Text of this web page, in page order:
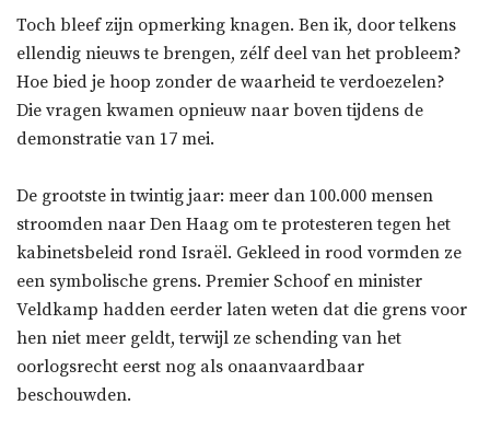
Toch bleef zijn opmerking knagen. Ben ik, door telkens
ellendig nieuws te brengen, zélf deel van het probleem?
Hoe bied je hoop zonder de waarheid te verdoezelen?
Die vragen kwamen opnieuw naar boven tijdens de
demonstratie van 17 mei.
De grootste in twintig jaar: meer dan 100.000 mensen
stroomden naar Den Haag om te protesteren tegen het
kabinetsbeleid rond Israël. Gekleed in rood vormden ze
een symbolische grens. Premier Schoof en minister
Veldkamp hadden eerder laten weten dat die grens voor
hen niet meer geldt, terwijl ze schending van het
oorlogsrecht eerst nog als onaanvaardbaar
beschouwden.